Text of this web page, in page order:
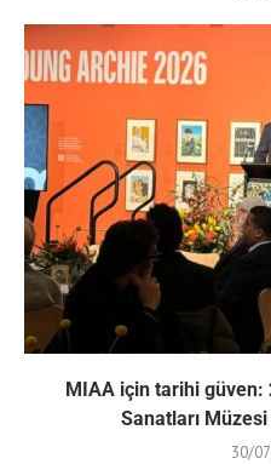
MIAA için tarihi güven:
Sanatları
30/